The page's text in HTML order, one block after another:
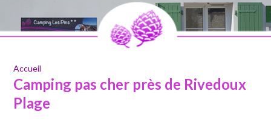
Accueil
Camping pas cher près de Rivedoux
Plage